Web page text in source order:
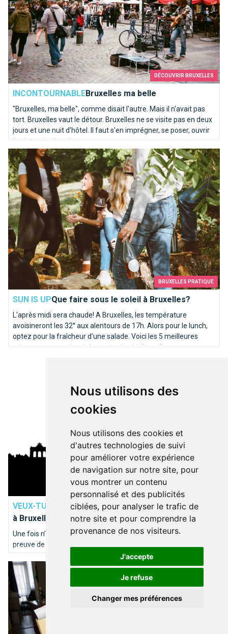
Nous utilisons des
cookies
Nous utilisons des cookies et
d'autres technologies de suivi
pour améliorer votre expérience
de navigation sur notre site, pour
vous montrer un contenu
personnalisé et des publicités
ciblées, pour analyser le trafic de
notre site et pour comprendre la
provenance de nos visiteurs.
J'accepte
Je refuse
Changer mes préférences
DÉCOUVRIR BRUXELLES
INCONTOURNABLEBruxelles ma belle
"Bruxelles, ma belle", comme disait l'autre. Mais il n'avait pas
tort. Bruxelles vaut le détour. Bruxelles ne se visite pas en deux
jours et une nuit d'hôtel. Il faut s'en imprégner, se poser, ouvrir
l'oeil, tendre l'oreille.
BRUXELLES PRATIQUE
SUN IS UPQue faire sous le soleil à Bruxelles?
L'après midi sera chaude! A Bruxelles, les température
avoisineront les 32° aux alentours de 17h. Alors pour le lunch,
optez pour la fraîcheur d'une salade. Voici les 5 meilleures
adresses pour un lunch frais et estival à Bruxelles.
Que faire sous le soleil à Bruxelles?
VEUX-TU...
Top 10 des demandes en mariage à faire
à Bruxelles
Une fois n’est pas coutume, la rédaction a décidé de faire
preuve de romantisme et de vous soumettre ses idées très
inspirées pour une demande en mariage idyllique à Bruxelles.
Voici notre “Top 10” des endroits où poser le genou par terre…
Le Facebook bruxellois de 1812